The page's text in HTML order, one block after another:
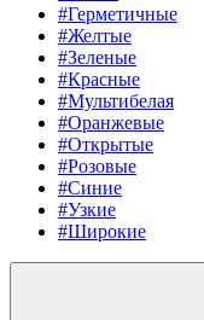
#Герметичные
#Желтые
#Зеленые
#Красные
#Мультибелая
#Оранжевые
#Открытые
#Розовые
#Синие
#Узкие
#Широкие